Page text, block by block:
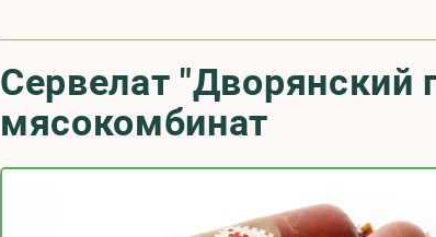
Сервелат "Дворянский
мясокомбинат